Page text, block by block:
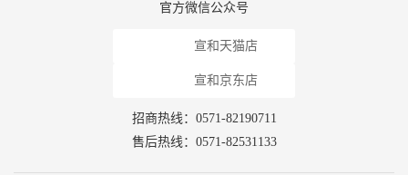
官方微信公众号
宣和天猫店
宣和京东店
招商热线：0571-82190711
售后热线：0571-82531133